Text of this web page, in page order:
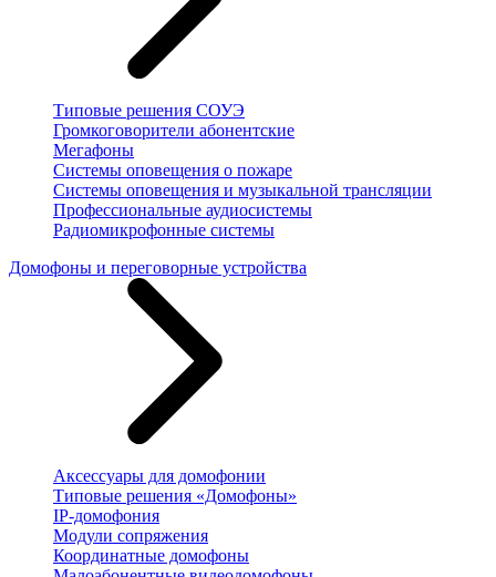
Типовые решения СОУЭ
Громкоговорители абонентские
Мегафоны
Системы оповещения о пожаре
Системы оповещения и музыкальной трансляции
Профессиональные аудиосистемы
Радиомикрофонные системы
Домофоны и переговорные устройства
Аксессуары для домофонии
Типовые решения «Домофоны»
IP-домофония
Модули сопряжения
Координатные домофоны